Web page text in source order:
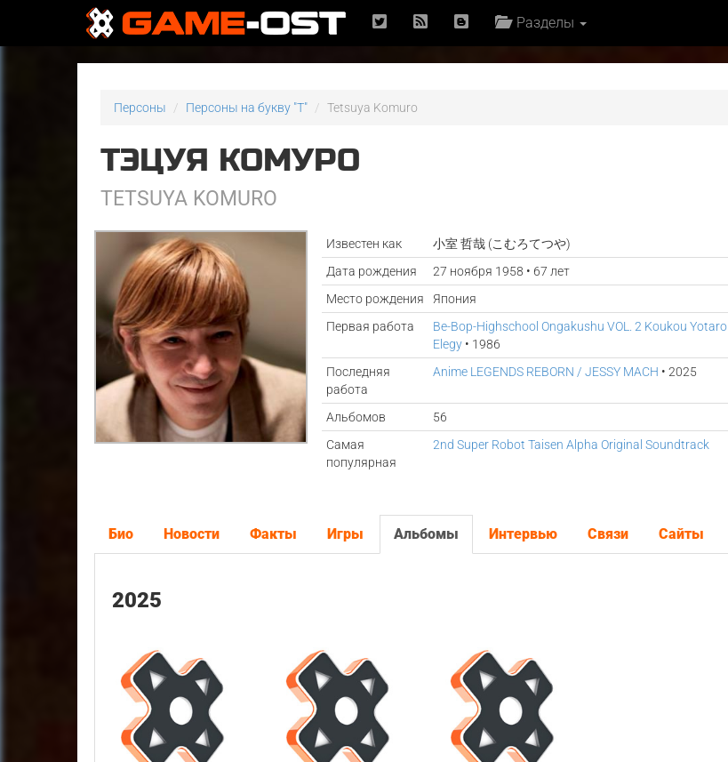
Разделы
Персоны Персоны на букву "T" Tetsuya Komuro
ТЭЦУЯ КОМУРО
TETSUYA KOMURO
Известен как
小室 哲哉 (こむろてつや)
Дата рождения
27 ноября 1958 • 67 лет
Место рождения
Япония
Первая работа
Be-Bop-Highschool Ongakushu VOL. 2 Koukou Yotaro
Elegy• 1986
Последняя
работа
Anime LEGENDS REBORN / JESSY MACH • 2025
Альбомов
56
Самая
популярная
2nd Super Robot Taisen Alpha Original Soundtrack
Био Новости Факты Игры Альбомы Интервью Связи Сайты
2025